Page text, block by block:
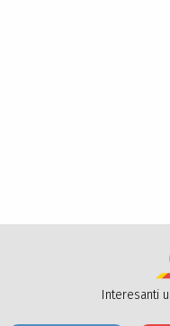
Interesanti